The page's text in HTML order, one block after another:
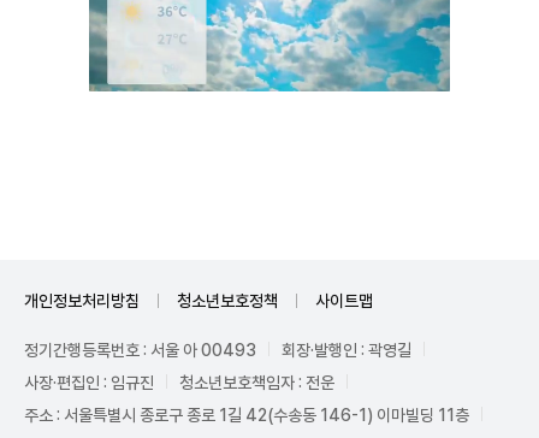
개인정보처리방침 청소년보호정책 사이트맵
정기간행등록번호 : 서울 아 00493
회장·발행인 : 곽영길
사장·편집인 : 임규진
청소년보호책임자 : 전운
주소 : 서울특별시 종로구 종로 1길 42(수송동 146-1) 이마빌딩 11층